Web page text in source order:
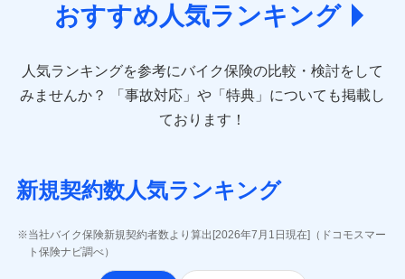
(https://www.aioinissaydowa.co.jp/)
アクサ損害保険株式会社 (https://www.axa-
アニコム損害保険株式会社 (https://www.anicom-
sompo.co.jp/)
東京海上ダイレクト損害保険株式会社
(https://www.e-design.net/)
ＳＢＩ損害保険株式会社
ジェイアイ傷害火災保険株式会社
(https://www.jihoken.co.jp/)
ソニー損害保険株式会社
おすすめ人気ランキング
人気ランキングを参考にバイク保険の比較・検討をして
みませんか？
「事故対応」や「特典」についても掲載し
ております！
新規契約数人気ランキング
当社バイク保険新規契約者数より算出[2026年7月1日現在]（ドコモスマー
ト保険ナビ調べ）